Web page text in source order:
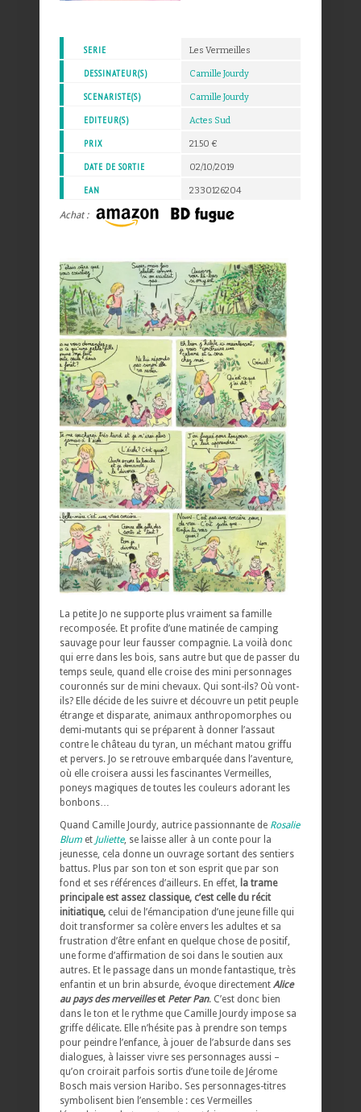
SERIE Les Vermeilles
DESSINATEUR(S) Camille Jourdy
SCENARISTE(S) Camille Jourdy
EDITEUR(S) Actes Sud
PRIX 21.50 €
DATE DE SORTIE 02/10/2019
EAN 2330126204
Achat :
La petite Jo ne supporte plus vraiment sa famille
recomposée. Et profite d’une matinée de camping
sauvage pour leur fausser compagnie. La voilà donc
qui erre dans les bois, sans autre but que de passer du
temps seule, quand elle croise des mini personnages
couronnés sur de mini chevaux. Qui sont-ils? Où vont-
ils? Elle décide de les suivre et découvre un petit peuple
étrange et disparate, animaux anthropomorphes ou
demi-mutants qui se préparent à donner l’assaut
contre le château du tyran, un méchant matou griffu
et pervers. Jo se retrouve embarquée dans l’aventure,
où elle croisera aussi les fascinantes Vermeilles,
poneys magiques de toutes les couleurs adorant les
bonbons…
Quand Camille Jourdy, autrice passionnante de Rosalie
Blum et Juliette, se laisse aller à un conte pour la
jeunesse, cela donne un ouvrage sortant des sentiers
battus. Plus par son ton et son esprit que par son
fond et ses références d’ailleurs. En effet, la trame
principale est assez classique, c’est celle du récit
initiatique, celui de l’émancipation d’une jeune fille qui
doit transformer sa colère envers les adultes et sa
frustration d’être enfant en quelque chose de positif,
une forme d’affirmation de soi dans le soutien aux
autres. Et le passage dans un monde fantastique, très
enfantin et un brin absurde, évoque directement Alice
au pays des merveilleset Peter Pan. C’est donc bien
dans le ton et le rythme que Camille Jourdy impose sa
griffe délicate. Elle n’hésite pas à prendre son temps
pour peindre l’enfance, à jouer de l’absurde dans ses
dialogues, à laisser vivre ses personnages aussi –
qu’on croirait parfois sortis d’une toile de Jérome
Bosch mais version Haribo. Ses personnages-titres
symbolisent bien l’ensemble : ces Vermeilles